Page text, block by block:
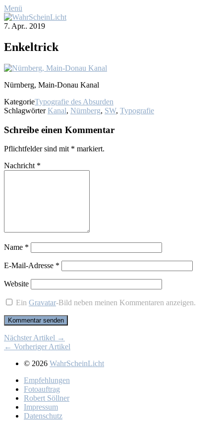
Menü
7. Apr.. 2019
En­kel­trick
Nürn­berg, Main-Do­nau Ka­nal
KategorieTypografie des Absurden
Schlagwörter Kanal, Nürnberg, SW, Typografie
Schreibe einen Kommentar
Pflichtfelder sind mit * markiert.
Nachricht *
Name *
E-Mail-Adresse *
Website
EinGravatar-Bild neben meinen Kommentaren anzeigen.
Nächster Artikel →
← Vorheriger Artikel
© 2026 WahrScheinLicht
Emp­feh­lun­gen
Fo­to­auf­trag
Ro­bert Söll­ner
Im­pres­sum
Da­ten­schutz